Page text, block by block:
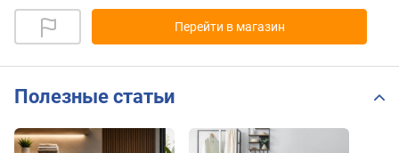
Перейти в магазин
Полезные статьи